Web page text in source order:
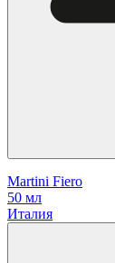
Martini Fiero
50 мл
Италия